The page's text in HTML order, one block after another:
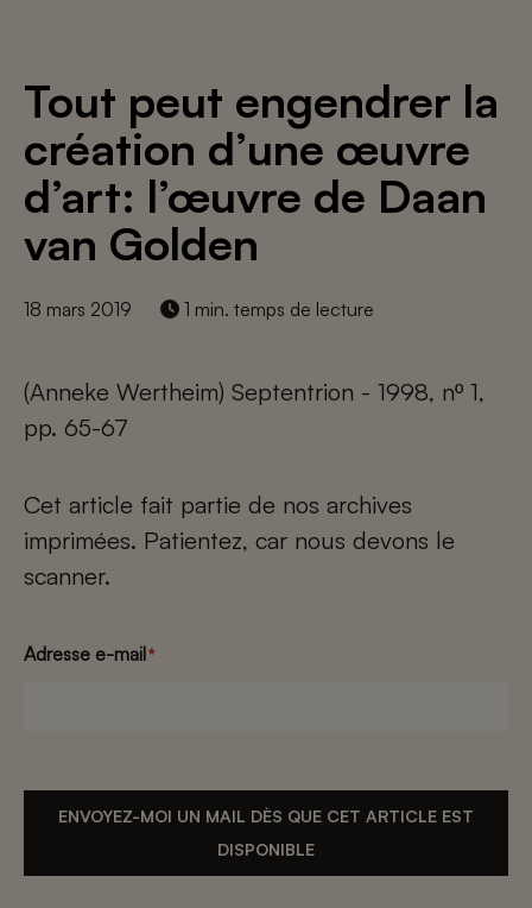
Tout peut engendrer la
création d’une œuvre
d’art: l’œuvre de Daan
van Golden
18 mars 2019 1 min. temps de lecture
(Anneke Wertheim) Septentrion - 1998, nº 1,
pp. 65-67
Cet article fait partie de nos archives
imprimées. Patientez, car nous devons le
scanner.
Adresse e-mail*
ENVOYEZ-MOI UN MAIL DÈS QUE CET ARTICLE EST
DISPONIBLE